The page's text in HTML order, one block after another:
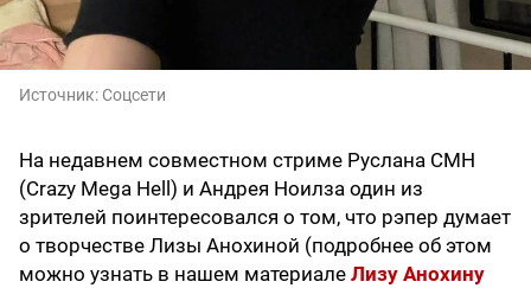
Источник: Соцсети
На недавнем совместном стриме Руслана CMH
(Crazy Mega Hell) и Андрея Ноилза один из
зрителей поинтересовался о том, что рэпер думает
о творчестве Лизы Анохиной (подробнее об этом
можно узнать в нашем материале Лизу Анохину